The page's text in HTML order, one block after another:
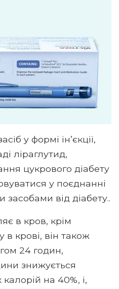
у формі ін’єкції,
ліраглутид,
цукрового діабету
у поєднанні
від діабету..
в кров, крім
в крові, він також
24 годин,
знижується
на 40%, і,